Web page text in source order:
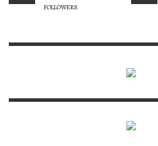
FOLLOWERS